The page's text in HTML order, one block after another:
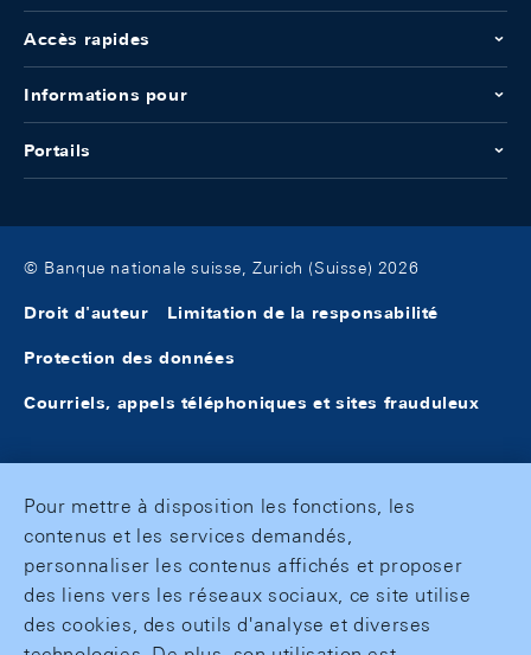
Accès rapides
Informations pour
Portails
© Banque nationale suisse, Zurich (Suisse) 2026
Droit d'auteur Limitation de la responsabilité
Protection des données
Courriels, appels téléphoniques et sites frauduleux
Pour mettre à disposition les fonctions, les
contenus et les services demandés,
personnaliser les contenus affichés et proposer
des liens vers les réseaux sociaux, ce site utilise
des cookies, des outils d'analyse et diverses